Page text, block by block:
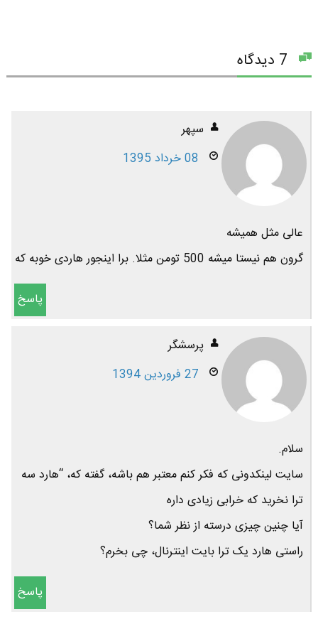
سپهر
08 خرداد 1395
عالی مثل همیشه
گرون هم نیستا میشه 500 تومن مثلا. برا اینجور هاردی خوبه که
پاسخ
پرسشگر
27 فروردین 1394
سلام.
سایت لینکدونی که فکر کنم معتبر هم باشه، گفته که، “هارد سه
ترا نخرید که خرابی زیادی داره
آیا چنین چیزی درسته از نظر شما؟
راستی هارد یک ترا بایت اینترنال، چی بخرم؟
پاسخ